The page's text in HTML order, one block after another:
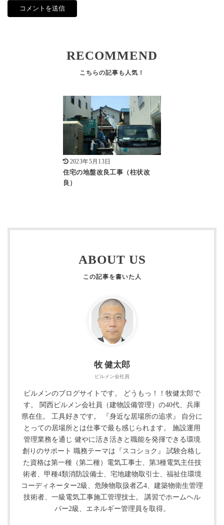
RECOMMEND
2023年5月13日
住宅の地盤改良工事（柱状改
良）
ABOUT US
牧 健太郎
ビルメン会社員
ビルメンのブログサイトです。 どうもっ！！牧健太郎で
す。 関西ビルメン会社員（建物設備管理）の40代、兵庫
県在住。 工具好きです。 『身近な居場所の追求』 自分に
とっての居場所とは仕事で最も感じられます。 施設運用
管理業務を通じ 健やに活き活きと職能を発揮できる環境
創りのサポート 職務テーマは『スコショク』 試験合格し
た資格は第一種（第二種）電気工事士、第3種電気主任技
術者、甲種4類消防設備士、宅地建物取引士、福祉住環境
コーディネーター2級、危険物取扱者乙4、建築物衛生管理
技術者、一級電気工事施工管理技士。 講習でホームヘル
パー2級、エネルギー管理員を取得。